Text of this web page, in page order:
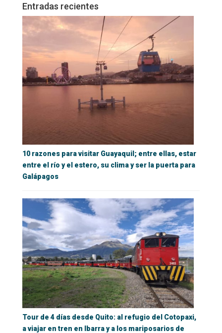
Entradas recientes
10 razones para visitar Guayaquil; entre ellas, estar
entre el río y el estero, su clima y ser la puerta para
Galápagos
Tour de 4 días desde Quito: al refugio del Cotopaxi,
a viajar en tren en Ibarra y a los mariposarios de